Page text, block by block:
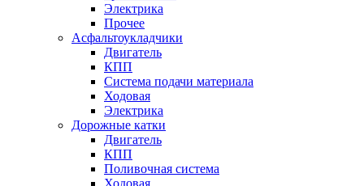
Электрика
Прочее
Асфальтоукладчики
Двигатель
КПП
Система подачи материала
Ходовая
Электрика
Дорожные катки
Двигатель
КПП
Поливочная система
Ходовая